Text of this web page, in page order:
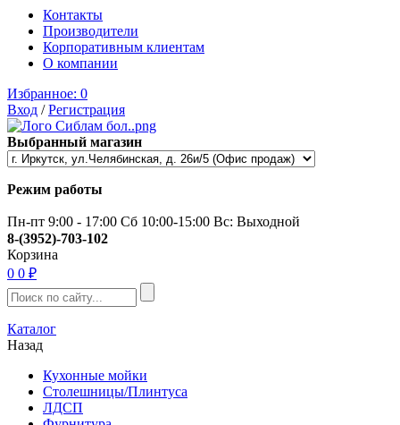
Контакты
Производители
Корпоративным клиентам
О компании
Избранное: 0
Вход /Регистрация
Выбранный магазин
Режим работы
Пн-пт 9:00 - 17:00 Сб 10:00-15:00 Вс: Выходной
8-(3952)-703-102
Корзина
0 0 ₽
Каталог
Назад
Кухонные мойки
Столешницы/Плинтуса
ЛДСП